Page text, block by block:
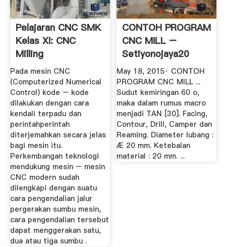
Pelajaran CNC SMK
Kelas XI: CNC
Milling
Pada mesin CNC
(Computerized Numerical
Control) kode – kode
dilaku­kan dengan cara
kendali terpadu dan
perintahperintah
diterjemahkan secara jelas
bagi mesin itu.
Perkembangan teknologi
mendukung mesin – mesin
CNC modern sudah
dilengkapi dengan suatu
cara pengendalian jalur
pergerakan sumbu mesin,
cara pengendalian tersebut
dapat menggerakan satu,
dua atau tiga sumbu .
CONTOH PROGRAM
CNC MILL –
Setiyonojaya20
May 18, 2015· CONTOH
PROGRAM CNC MILL ...
Sudut kemiringan 60 o,
maka dalam rumus macro
menjadi TAN [30]. Facing,
Contour, Drill, Camper dan
Reaming. Diameter lubang :
Æ 20 mm. Ketebalan
material : 20 mm. ...